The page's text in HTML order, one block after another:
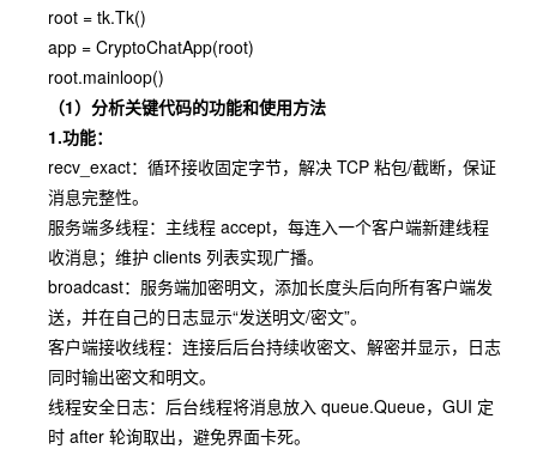
root = tk.Tk()
app = CryptoChatApp(root)
root.mainloop()
（1）分析关键代码的功能和使用方法
1.功能：
recv_exact：循环接收固定字节，解决 TCP 粘包/截断，保证
消息完整性。
服务端多线程：主线程 accept，每连入一个客户端新建线程
收消息；维护 clients 列表实现广播。
broadcast：服务端加密明文，添加长度头后向所有客户端发
送，并在自己的日志显示“发送明文/密文”。
客户端接收线程：连接后后台持续收密文、解密并显示，日志
同时输出密文和明文。
线程安全日志：后台线程将消息放入 queue.Queue，GUI 定
时 after 轮询取出，避免界面卡死。